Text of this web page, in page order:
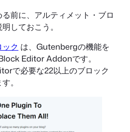
前に、アルティメット・ブロ
しておこう。
ク は、Gutenbergの機能を
Editor Addonです。
で必要な22以上のブロック
。